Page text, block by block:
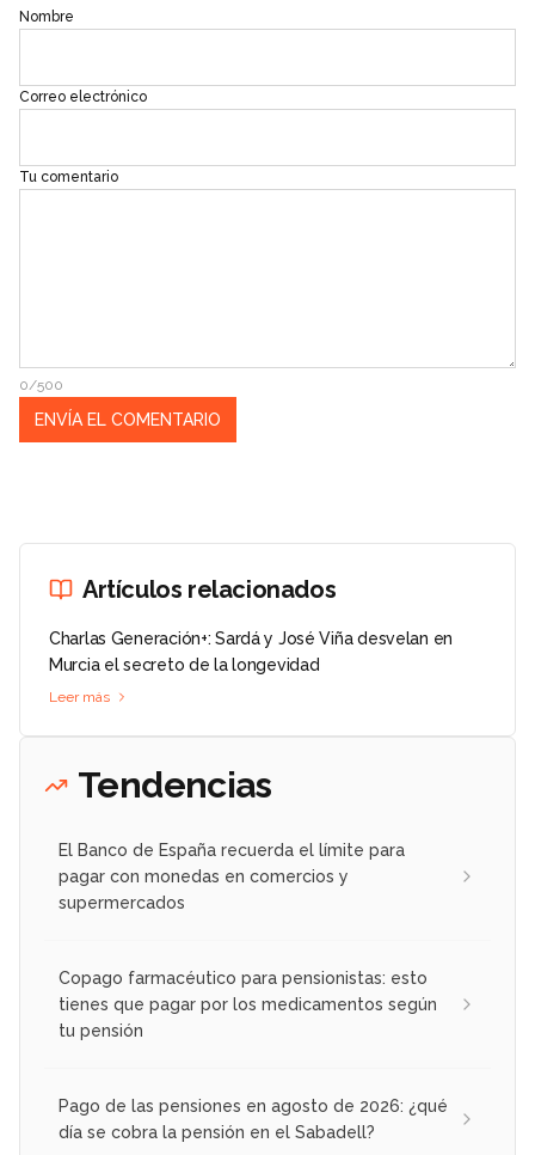
Nombre
Correo electrónico
Tu comentario
0/500
Artículos relacionados
Charlas Generación+: Sardá y José Viña desvelan en
Murcia el secreto de la longevidad
Leer más
Tendencias
El Banco de España recuerda el límite para
pagar con monedas en comercios y
supermercados
Copago farmacéutico para pensionistas: esto
tienes que pagar por los medicamentos según
tu pensión
Pago de las pensiones en agosto de 2026: ¿qué
día se cobra la pensión en el Sabadell?